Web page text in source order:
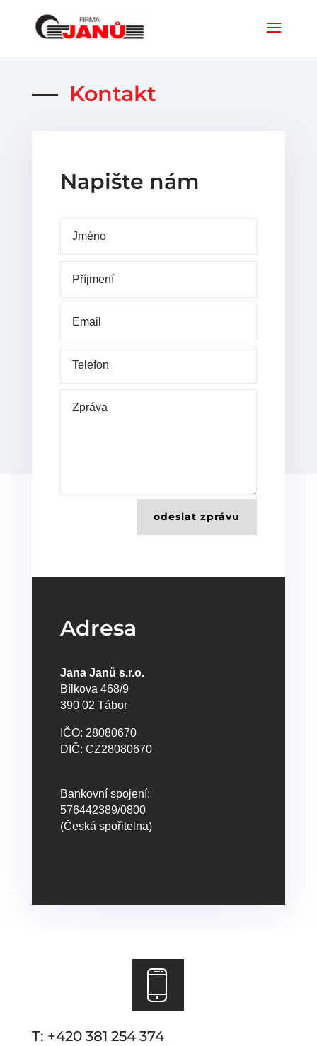
Kontakt
Napište nám
odeslat zprávu
Adresa
Jana Janů s.r.o.
Bílkova 468/9
390 02 Tábor
IČO: 28080670
DIČ: CZ28080670
Bankovní spojení:
576442389/0800
(Česká spořitelna)
T: +420 381 254 374